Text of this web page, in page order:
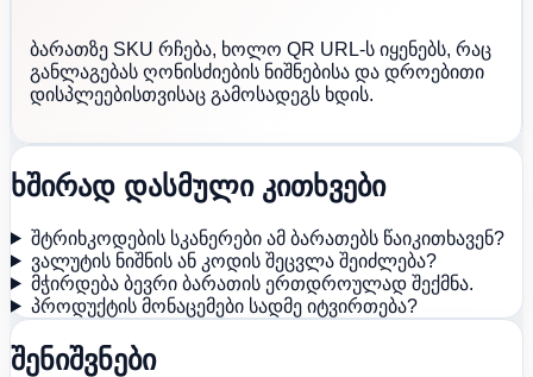
ბარათზე SKU რჩება, ხოლო QR URL-ს იყენებს, რაც
განლაგებას ღონისძიების ნიშნებისა და დროებითი
დისპლეებისთვისაც გამოსადეგს ხდის.
ხშირად დასმული კითხვები
შტრიხკოდების სკანერები ამ ბარათებს წაიკითხავენ?
ვალუტის ნიშნის ან კოდის შეცვლა შეიძლება?
მჭირდება ბევრი ბარათის ერთდროულად შექმნა.
პროდუქტის მონაცემები სადმე იტვირთება?
შენიშვნები